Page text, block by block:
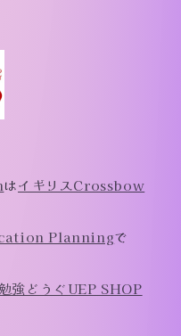
はイギリスCrossbow
Planningで
強どうぐUEP SHOP